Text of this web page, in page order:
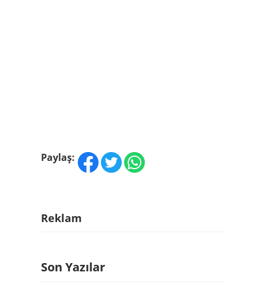
Paylaş:
Reklam
Son Yazılar